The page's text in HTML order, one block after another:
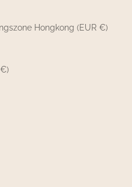
Hongkong (EUR €)